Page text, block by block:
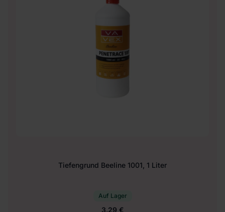
Tiefengrund Beeline 1001, 1 Liter
Auf Lager
3.29 €